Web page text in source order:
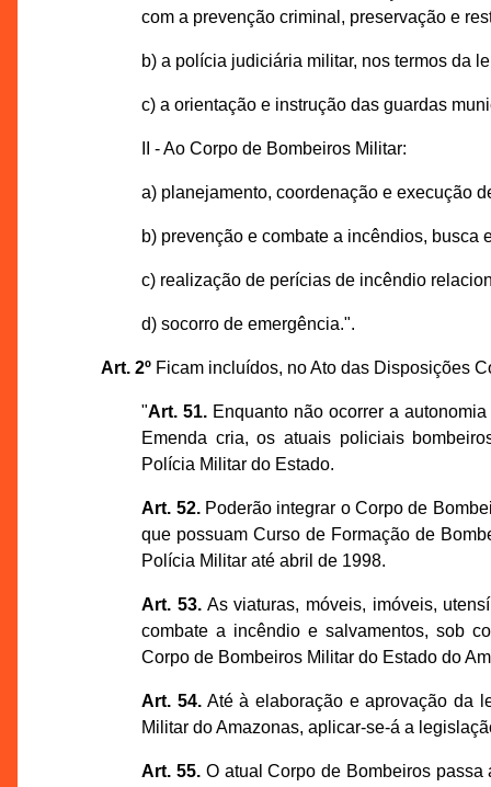
com a prevenção criminal, preservação e
b) a polícia judiciária militar, nos termos da
c) a orientação e instrução das guardas
II - Ao Corpo de Bombeiros Militar:
a) planejamento, coordenação e execução
b) prevenção e combate a incêndios, busca
c) realização de perícias de incêndio
d) socorro de emergência.".
Art. 2ºFicam incluídos, no Ato das Disposições
"Art. 51. Enquanto não ocorrer a
Emenda cria, os atuais policiais
Polícia Militar do Estado.
Art. 52.Poderão integrar o Corpo de
que possuam Curso de Formação de
Polícia Militar até abril de 1998.
Art. 53. As viaturas, móveis, imóveis,
combate a incêndio e salvamentos, sob
Corpo de Bombeiros Militar do Estado do
Art. 54. Até à elaboração e aprovação da
Militar do Amazonas, aplicar-se-á a
Art. 55. O atual Corpo de Bombeiros